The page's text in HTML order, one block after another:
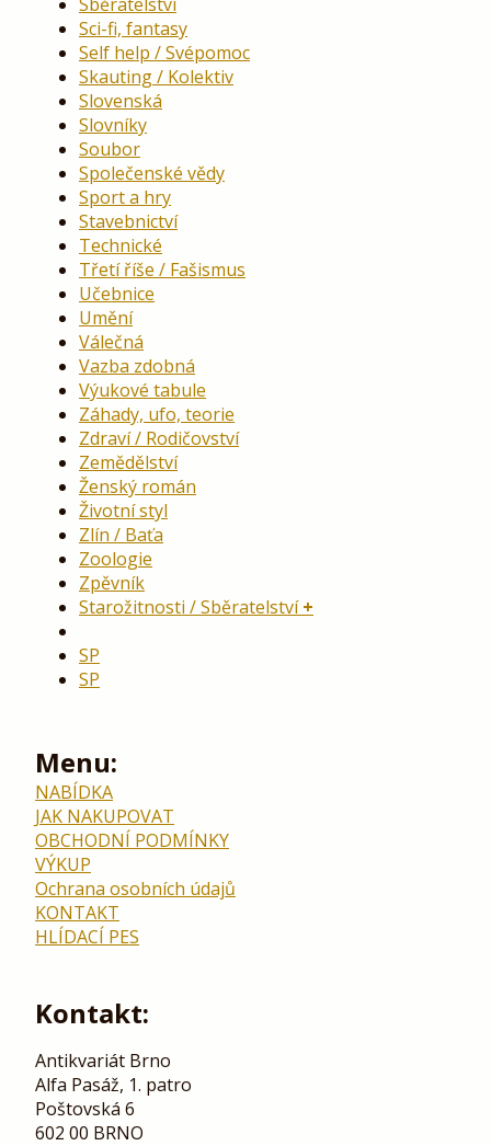
Sci-fi, fantasy
Self help / Svépomoc
Skauting / Kolektiv
Slovenská
Slovníky
Soubor
Společenské vědy
Sport a hry
Stavebnictví
Technické
Třetí říše / Fašismus
Učebnice
Umění
Válečná
Vazba zdobná
Výukové tabule
Záhady, ufo, teorie
Zdraví / Rodičovství
Zemědělství
Ženský román
Životní styl
Zlín / Baťa
Zoologie
Zpěvník
Starožitnosti / Sběratelství
SP
SP
Menu:
NABÍDKA
JAK NAKUPOVAT
OBCHODNÍ PODMÍNKY
VÝKUP
Ochrana osobních údajů
KONTAKT
HLÍDACÍ PES
Kontakt:
Antikvariát Brno
Alfa Pasáž, 1. patro
Poštovská 6
602 00 BRNO